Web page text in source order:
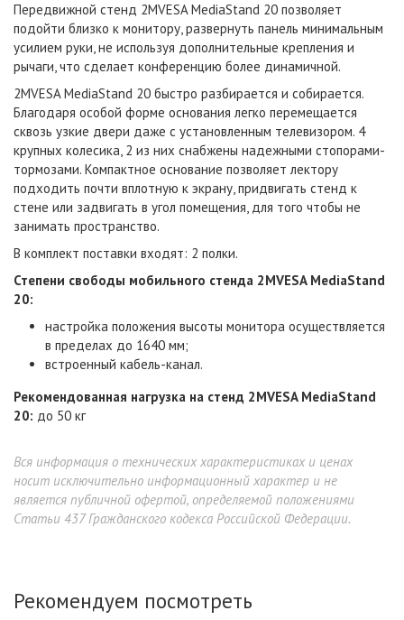
Передвижной стенд 2MVESA MediaStand 20 позволяет
подойти близко к монитору, развернуть панель минимальным
усилием руки, не используя дополнительные крепления и
рычаги, что сделает конференцию более динамичной.
2MVESA MediaStand 20 быстро разбирается и собирается.
Благодаря особой форме основания легко перемещается
сквозь узкие двери даже с установленным телевизором. 4
крупных колесика, 2 из них снабжены надежными стопорами-
тормозами. Компактное основание позволяет лектору
подходить почти вплотную к экрану, придвигать стенд к
стене или задвигать в угол помещения, для того чтобы не
занимать пространство.
В комплект поставки входят: 2 полки.
Степени свободы мобильного стенда 2MVESA MediaStand
20:
настройка положения высоты монитора осуществляется
в пределах до 1640 мм;
встроенный кабель-канал.
Рекомендованная нагрузка на стенд 2MVESA MediaStand
20: до 50 кг
Вся информация о технических характеристиках и ценах
носит исключительно информационный характер и не
является публичной офертой, определяемой положениями
Статьи 437 Гражданского кодекса Российской Федерации.
Рекомендуем посмотреть